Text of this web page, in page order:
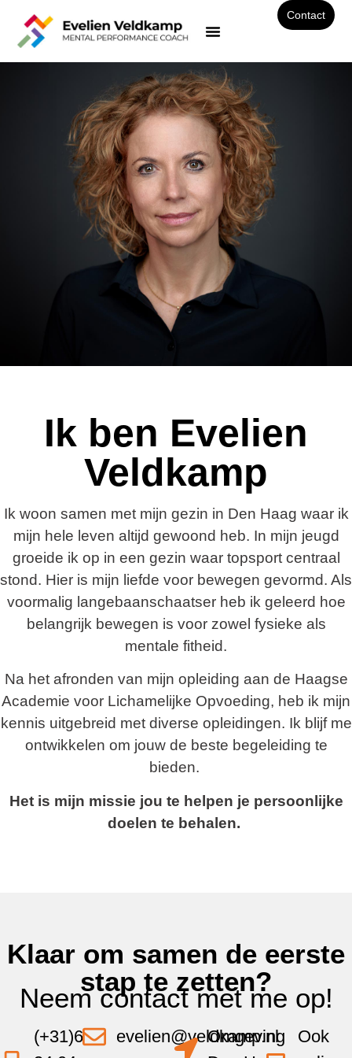
Contact
Ik ben Evelien
Veldkamp
Ik woon samen met mijn gezin in Den Haag waar ik
mijn hele leven altijd gewoond heb. In mijn jeugd
groeide ik op in een gezin waar topsport centraal
stond. Hier is mijn liefde voor bewegen gevormd. Als
voormalig langebaanschaatser heb ik geleerd hoe
belangrijk bewegen is voor zowel fysieke als
mentale fitheid.
Na het afronden van mijn opleiding aan de Haagse
Academie voor Lichamelijke Opvoeding, heb ik mijn
kennis uitgebreid met diverse opleidingen. Ik blijf me
ontwikkelen om jouw de beste begeleiding te
bieden.
Het is mijn missie jou te helpen je persoonlijke
doelen te behalen.
Klaar om samen de eerste
stap te zetten?
Neem contact met me op!
(+31)6
evelien@veldkamp.nl
Omgeving
Ook